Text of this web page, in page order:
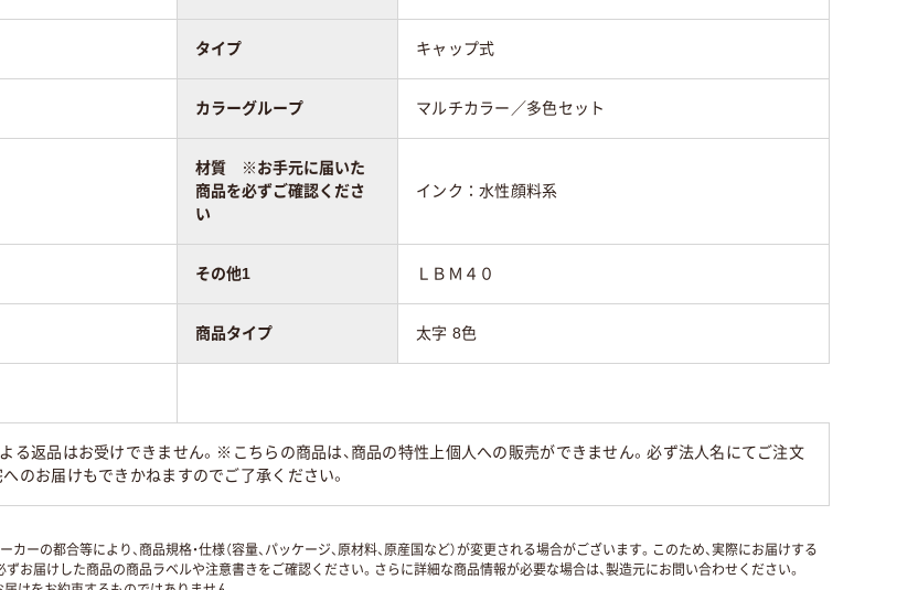
タイプ キャップ式
カラーグループ マルチカラー／多色セット
材質 ※お手元に届いた
商品を必ずご確認くださ
い
インク：水性顔料系
その他1 ＬＢＭ４０
商品タイプ 太字 8色
よる返品はお受けできません。※こちらの商品は、商品の特性上個人への販売ができません。必ず法人名にてご注文
のお届けもできかねますのでご了承ください。
の都合等により、商品規格・仕様（容量、パッケージ、原材料、原産国など）が変更される場合がございます。このため、実際にお届けする
お届けした商品の商品ラベルや注意書きをご確認ください。さらに詳細な商品情報が必要な場合は、製造元にお問い合わせください。